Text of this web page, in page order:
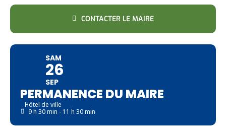
CONTACTER LE MAIRE
SAM
26
SEP
PERMANENCE DU MAIRE
Hôtel de ville
9 h 30 min - 11 h 30 min